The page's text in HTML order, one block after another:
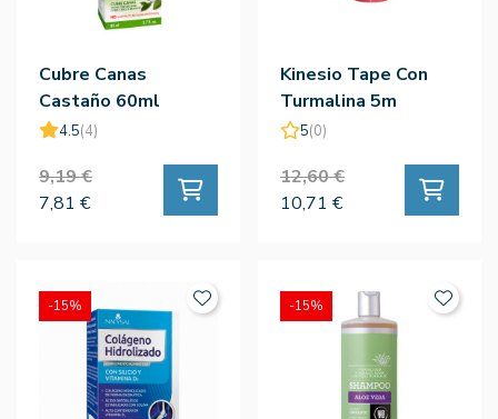
Cubre Canas
Castaño 60ml
4.5(4)
9,19 €
7,81 €
Kinesio Tape Con
Turmalina 5m
5(0)
12,60 €
10,71 €
-15% -15%